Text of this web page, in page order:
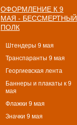
ОФОРМЛЕНИЕ К 9
МАЯ - БЕССМЕРТНЫЙ
ПОЛК
Штендеры 9 мая
Транспаранты 9 мая
Георгиевская лента
Баннеры и плакаты к 9
мая
Флажки 9 мая
Значки 9 мая